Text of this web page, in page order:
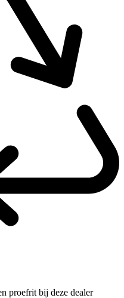
proefrit bij deze dealer